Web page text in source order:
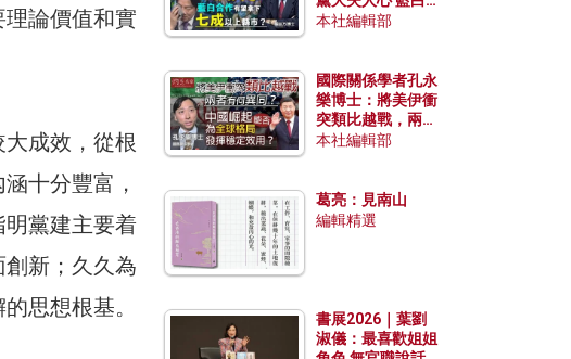
論價值和實
成效，從根
十分豐富，
黨建主要着
新；久久為
思想根基。
合作有望拿下七成
本社編輯部
國際關係學者孔永
樂博士：將美伊衝
突類比越戰，兩者
有何異同？中國崛
本社編輯部
葛亮：見南山
編輯精選
書展2026｜葉劉
淑儀：最喜歡姐姐